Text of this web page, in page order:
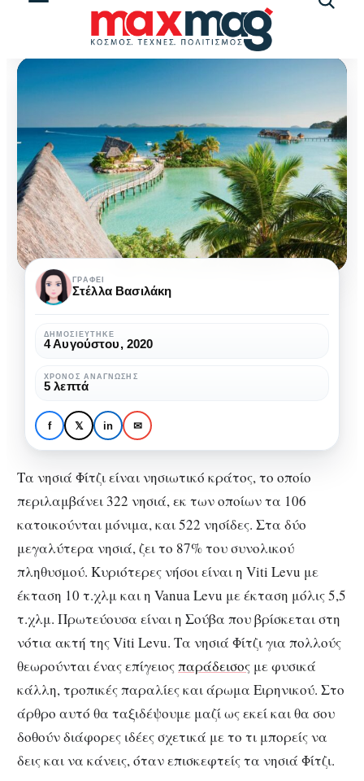
ΕΞΩΤΕΡΙΚΌ ΤΑΞΊΔΙΑ
Νησιά Φίτζι: Άρωμα
Ειρηνικού, φυσικά
κάλλη, τροπικές
παραλίες
Νησιά
Φίτζι:
Άρωμα
Ειρηνικού,
φυσικά
κάλλη,
τροπικές
παραλίες
ΓΡΆΦΕΙ
Στέλλα Βασιλάκη
ΔΗΜΟΣΙΕΎΤΗΚΕ
4 Αυγούστου, 2020
ΧΡΌΝΟΣ ΑΝΆΓΝΩΣΗΣ
5 λεπτά
f 𝕏 in ✉
Τα νησιά Φίτζι είναι νησιωτικό κράτος, το οποίο
περιλαμβάνει 322 νησιά, εκ των οποίων τα 106
κατοικούνται μόνιμα, και 522 νησίδες. Στα δύο
μεγαλύτερα νησιά, ζει το 87% του συνολικού
πληθυσμού. Κυριότερες νήσοι είναι η Viti Levu με
έκταση 10 τ.χλμ και η Vanua Levu με έκταση μόλις 5,5
τ.χλμ. Πρωτεύουσα είναι η Σούβα που βρίσκεται στη
νότια ακτή της Viti Levu. Τα νησιά Φίτζι για πολλούς
θεωρούνται ένας επίγειοςπαράδεισος με φυσικά
κάλλη, τροπικές παραλίες και άρωμα Ειρηνικού. Στο
άρθρο αυτό θα ταξιδέψουμε μαζί ως εκεί και θα σου
δοθούν διάφορες ιδέες σχετικά με το τι μπορείς να
δεις και να κάνεις, όταν επισκεφτείς τα νησιά Φίτζι.